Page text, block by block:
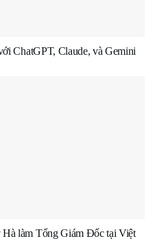
ChatGPT, Claude, và Gemini
làm Tổng Giám Đốc tại Việt